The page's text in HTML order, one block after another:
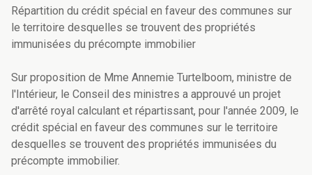
Répartition du crédit spécial en faveur des communes sur
le territoire desquelles se trouvent des propriétés
immunisées du précompte immobilier
Sur proposition de Mme Annemie Turtelboom, ministre de
l'Intérieur, le Conseil des ministres a approuvé un projet
d'arrêté royal calculant et répartissant, pour l'année 2009, le
crédit spécial en faveur des communes sur le territoire
desquelles se trouvent des propriétés immunisées du
précompte immobilier.